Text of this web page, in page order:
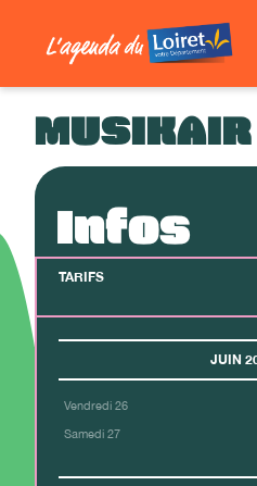
Infos
TARIFS
JUIN
Vendredi 26
Samedi 27